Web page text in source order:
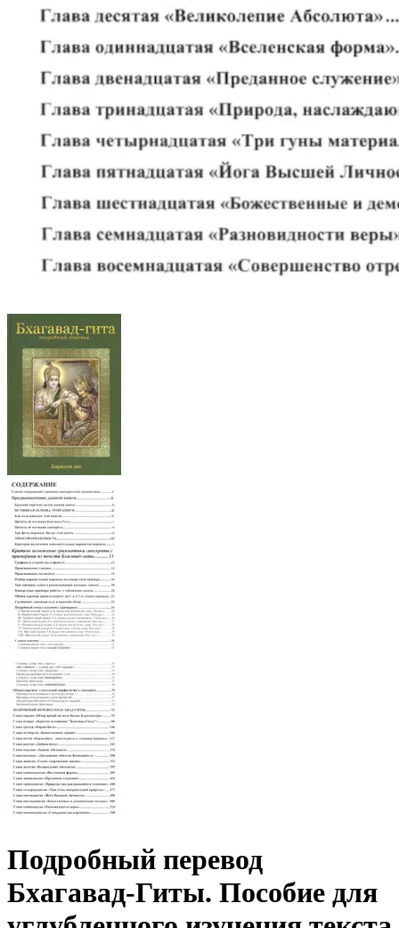
Подробный перевод
Бхагавад-Гиты. Пособие для